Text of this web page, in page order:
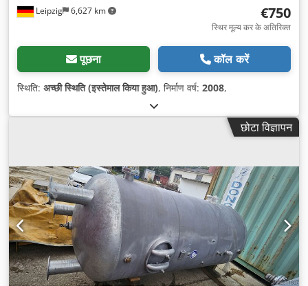
Leipzig 6,627 km €750
स्थिर मूल्य कर के अतिरिक्त
पूछना कॉल करें
स्थिति: अच्छी स्थिति (इस्तेमाल किया हुआ), निर्माण वर्ष: 2008,
छोटा विज्ञापन